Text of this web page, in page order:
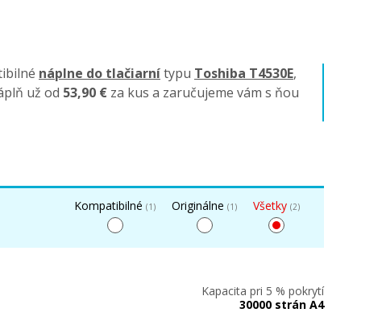
náplne do tlačiarnítypu Toshiba T4530E,
už od 53,90 € za kus a zaručujeme vám s ňou
Kompatibilné (1) Originálne (1) Všetky (2)
Kapacita pri 5 % pokrytí
30000 strán A4